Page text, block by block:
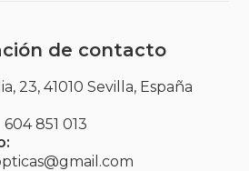
de contacto
23, 41010 Sevilla, España
604 851 013